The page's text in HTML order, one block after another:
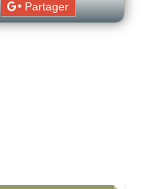
Partager